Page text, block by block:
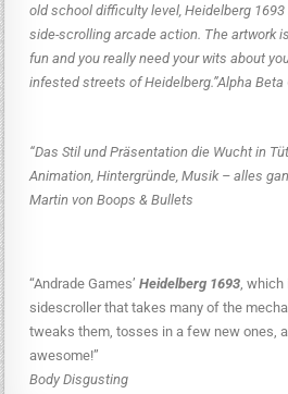
old school difficulty level, Heidelberg
side-scrolling arcade action. The artwork
fun and you really need your wits about
infested streets of Heidelberg.”Alpha Beta
“Das Stil und Präsentation die Wucht in
Animation, Hintergründe, Musik – alles
Martin von Boops & Bullets
“Andrade Games’Heidelberg 1693 ,
sidescroller that takes many of the
tweaks them, tosses in a few new ones,
awesome!”
Body Disgusting